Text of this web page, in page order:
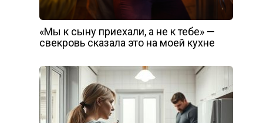
«Мы к сыну приехали, а не к тебе» —
свекровь сказала это на моей кухне